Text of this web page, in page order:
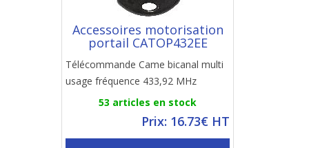
Accessoires motorisation
portail CATOP432EE
Télécommande Came bicanal multi
usage fréquence 433,92 MHz
53 articles en stock
Prix: 16.73€ HT